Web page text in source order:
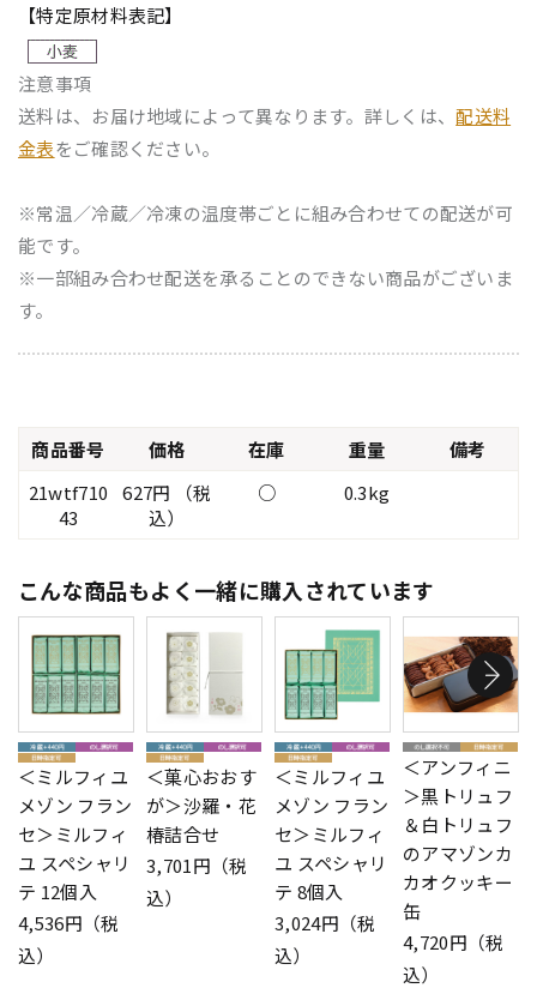
【特定原材料表記】
注意事項
送料は、お届け地域によって異なります。詳しくは、配送料
金表をご確認ください。
※常温／冷蔵／冷凍の温度帯ごとに組み合わせての配送が可
能です。
※一部組み合わせ配送を承ることのできない商品がございま
す。
商品番号 価格 在庫 重量
備考
21wtf710
43
627円 （税
込）
○ 0.3kg
こんな商品もよく一緒に購入されています
＜ミルフィユ
メゾン フラン
セ＞ミルフィ
ユ スペシャリ
テ 12個入
4,536円（税
込）
＜菓心おおす
が＞沙羅・花
椿詰合せ
3,701円（税
込）
＜ミルフィユ
メゾン フラン
セ＞ミルフィ
ユ スペシャリ
テ 8個入
3,024円（税
込）
＜アンフィニ
＞黒トリュフ
＆白トリュフ
のアマゾンカ
カオクッキー
缶
4,720円（税
込）